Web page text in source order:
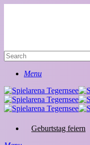
SearchMenu
Geburtstag feiern